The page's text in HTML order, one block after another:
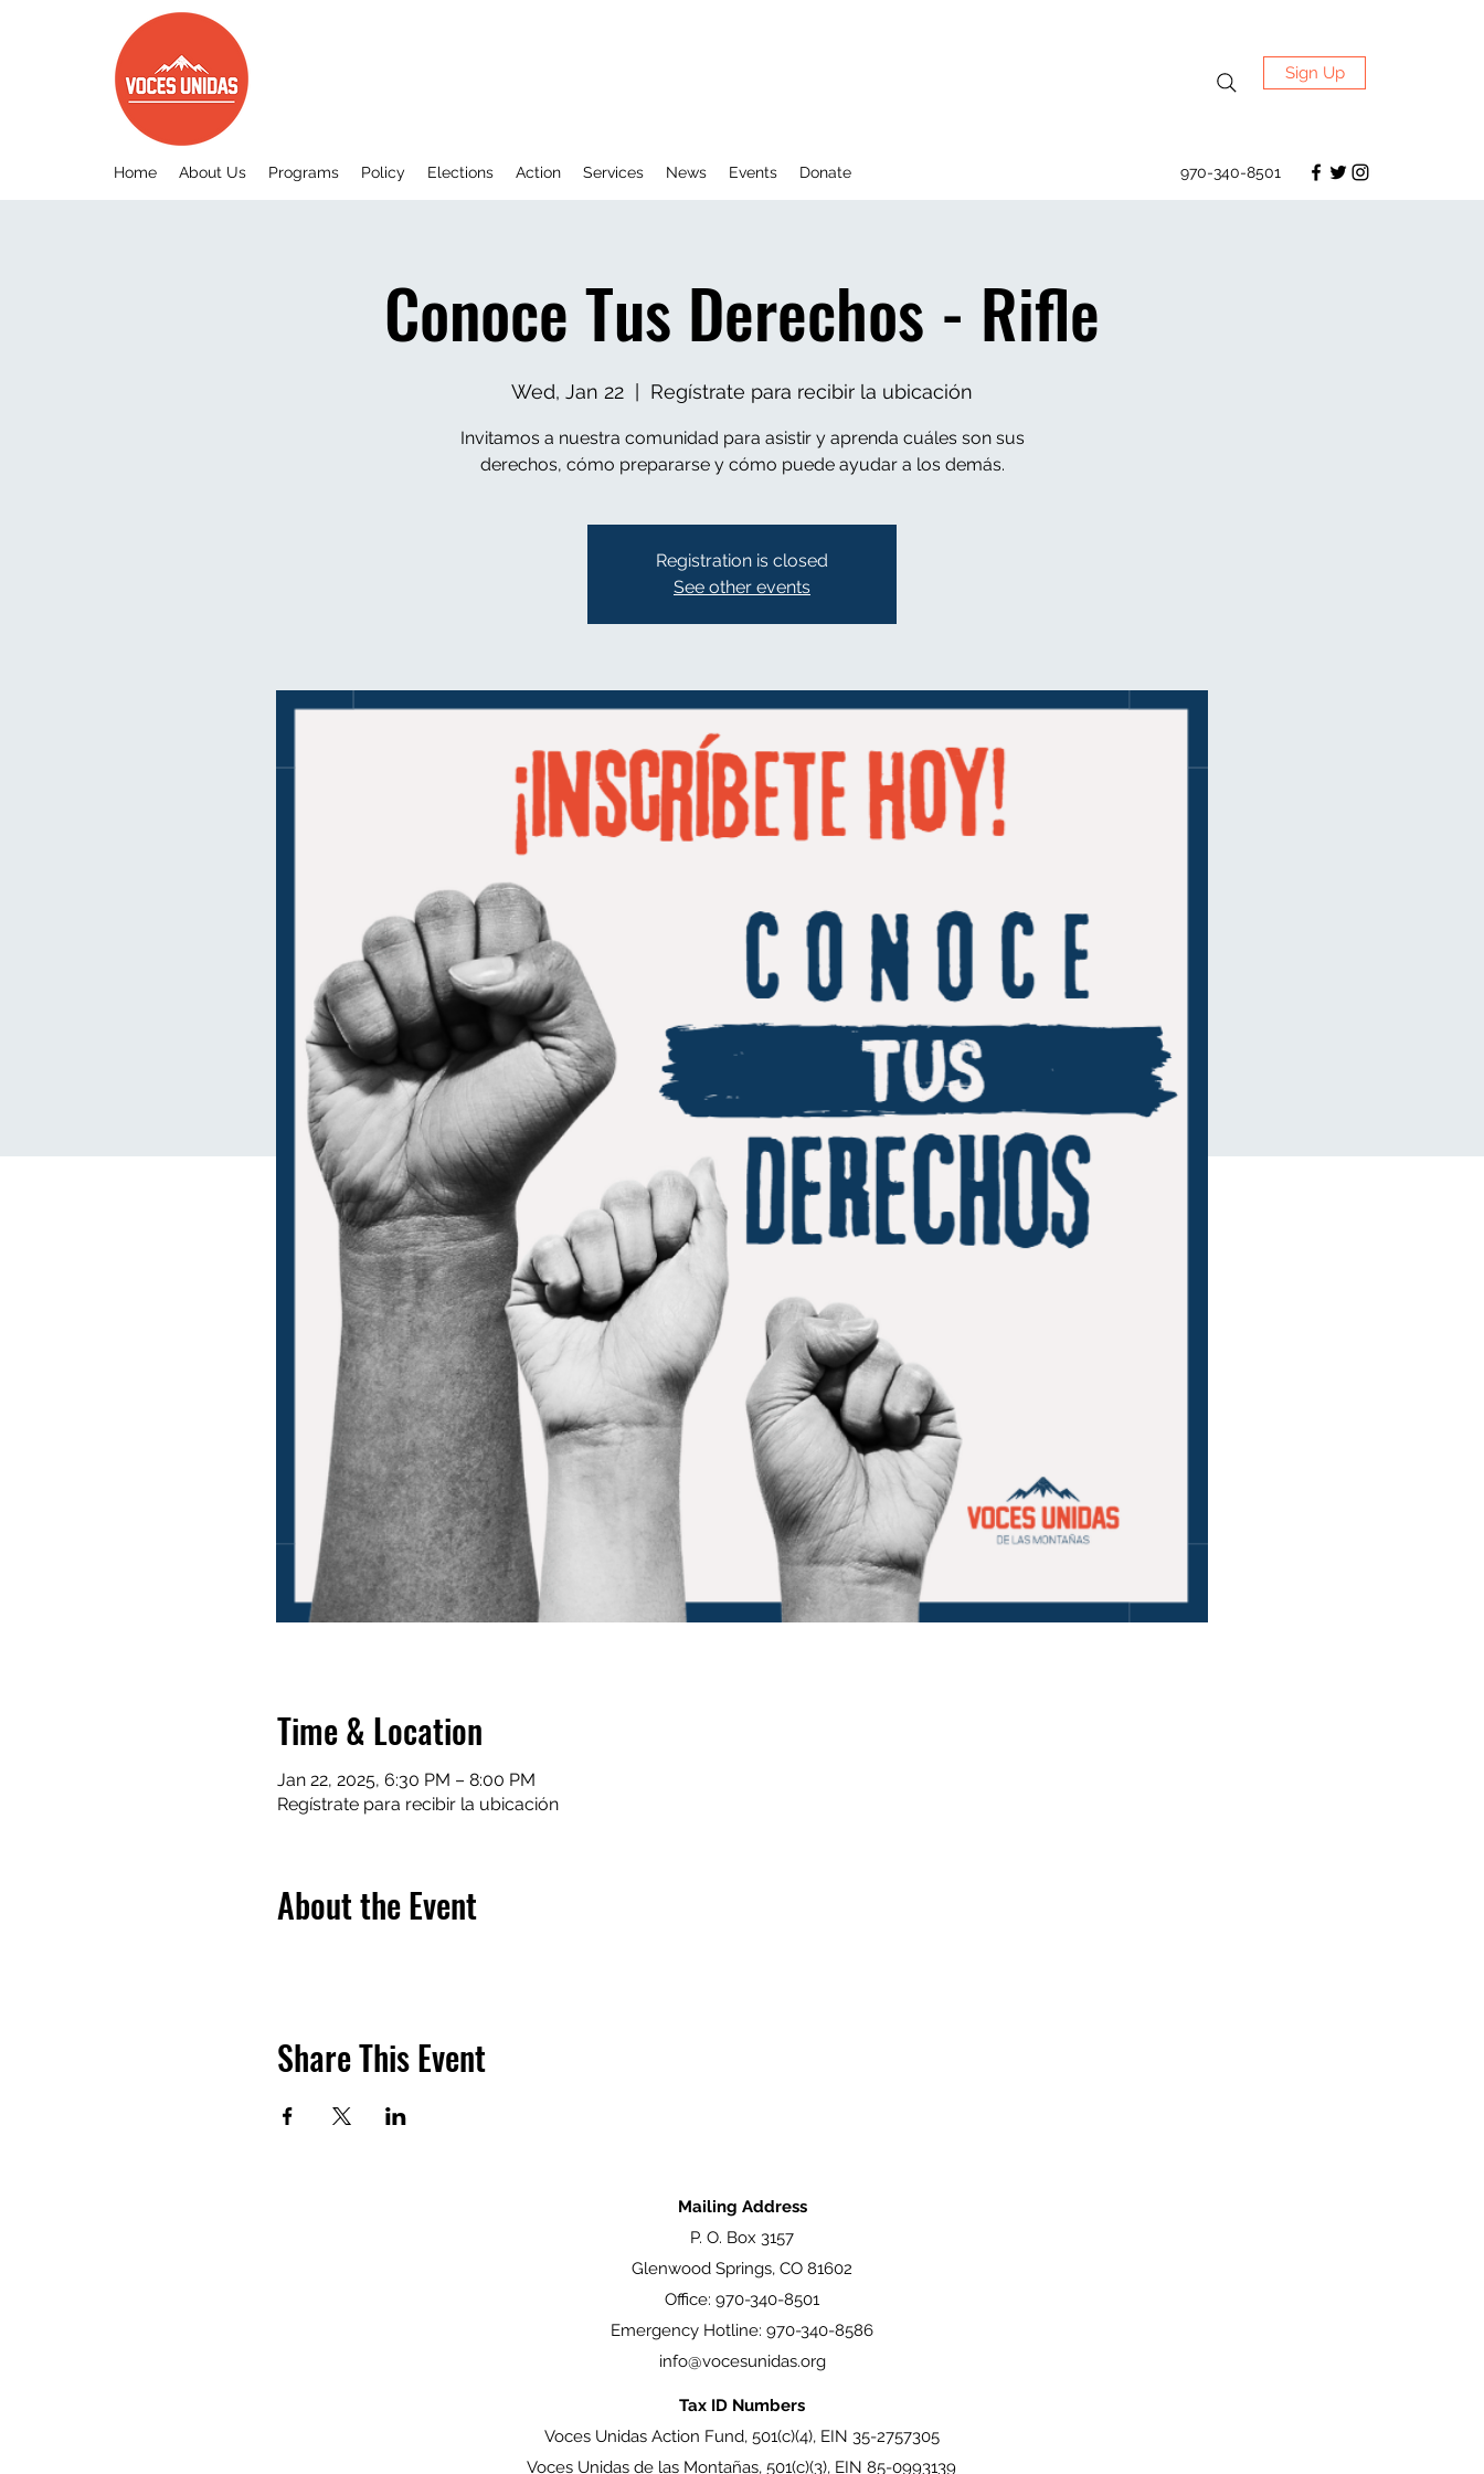
Sign Up
Home About Us Programs Policy Elections Action Services News Events Donate 970-340-8501
Conoce Tus Derechos - Rifle
Wed, Jan 22 Regístrate para recibir la ubicación
Invitamos a nuestra comunidad para asistir y aprenda cuáles son sus
derechos, cómo prepararse y cómo puede ayudar a los demás.
Registration is closed
See other events
Time & Location
Jan 22, 2025, 6:30 PM – 8:00 PM
Regístrate para recibir la ubicación
About the Event
Share This Event
Mailing Address
P. O. Box 3157
Glenwood Springs, CO 81602
Office: 970-340-8501
Emergency Hotline: 970-340-8586
info@vocesunidas.org
Tax ID Numbers
Voces Unidas Action Fund, 501(c)(4), EIN 35-2757305
Voces Unidas de las Montañas, 501(c)(3), EIN 85-0993139